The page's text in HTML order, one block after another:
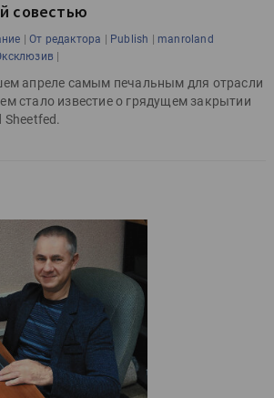
совестью
|От редактора | Publish | manroland
|
апреле самым печальным для отрасли
стало известие о грядущем закрытии